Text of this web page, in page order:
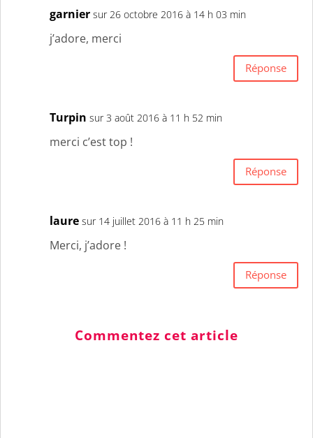
garnier sur 26 octobre 2016 à 14 h 03 min
j’adore, merci
Réponse
Turpin sur 3 août 2016 à 11 h 52 min
merci c’est top !
Réponse
laure sur 14 juillet 2016 à 11 h 25 min
Merci, j’adore !
Réponse
Commentez cet article